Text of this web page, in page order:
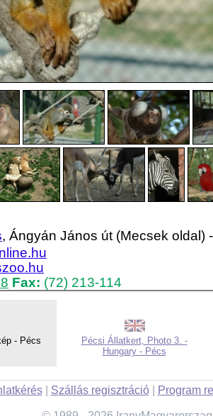
, Ángyán János út (Mecsek oldal)
Fax: (72) 213-114
- Pécs
Pécsi Állatkert, Photo 3. -
Hungary - Pécs
| Szállás regisztráció| Program